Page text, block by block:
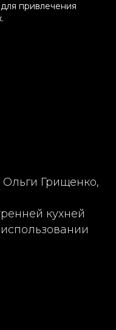
привлечения
Грищенко,
кухней